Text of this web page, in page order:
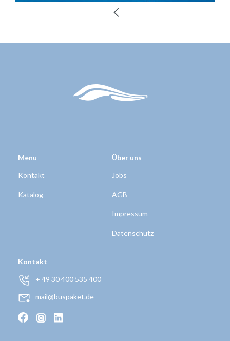
Menu
Kontakt
Katalog
Über uns
Jobs
AGB
Impressum
Datenschutz
Kontakt
+ 49 30 400 535 400
mail@buspaket.de